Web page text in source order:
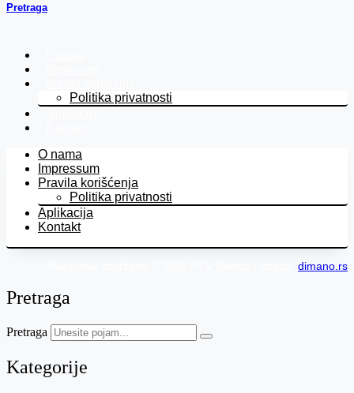
Pretraga
Politika privatnosti
O nama
Impressum
Pravila korišćenja
Politika privatnosti
Aplikacija
Kontakt
dimano.rs
Pretraga
Pretraga
Kategorije